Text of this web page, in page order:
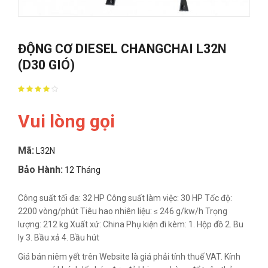
ĐỘNG CƠ DIESEL CHANGCHAI L32N
(D30 GIÓ)
Vui lòng gọi
Mã: L32N
Bảo Hành: 12 Tháng
Công suất tối đa: 32 HP Công suất làm việc: 30 HP Tốc độ:
2200 vòng/phút Tiêu hao nhiên liệu: ≤ 246 g/kw/h Trọng
lượng: 212 kg Xuất xứ: China Phụ kiện đi kèm: 1. Hộp đồ 2. Bu
ly 3. Bầu xả 4. Bầu hút
Giá bán niêm yết trên Website là giá phải tính thuế VAT. Kính